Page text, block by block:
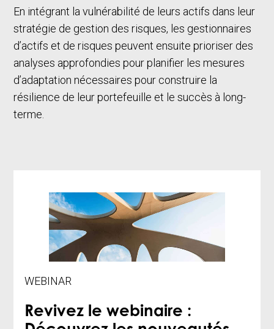
En intégrant la vulnérabilité de leurs actifs dans leur
stratégie de gestion des risques, les gestionnaires
d’actifs et de risques peuvent ensuite prioriser des
analyses approfondies pour planifier les mesures
d’adaptation nécessaires pour construire la
résilience de leur portefeuille et le succès à long-
terme.
WEBINAR
Revivez le webinaire :